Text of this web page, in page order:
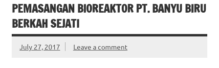
PEMASANGAN BIOREAKTOR PT. BANYU BIRU
BERKAH SEJATI
July 27, 2017 Leave a comment